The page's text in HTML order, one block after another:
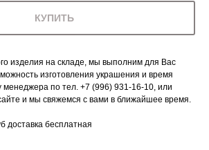
КУПИТЬ
изделия на складе, мы выполним для Вас
изготовления украшения и время
менеджера по тел. +7 (996) 931-16-10, или
и мы свяжемся с вами в ближайшее время.
доставка бесплатная